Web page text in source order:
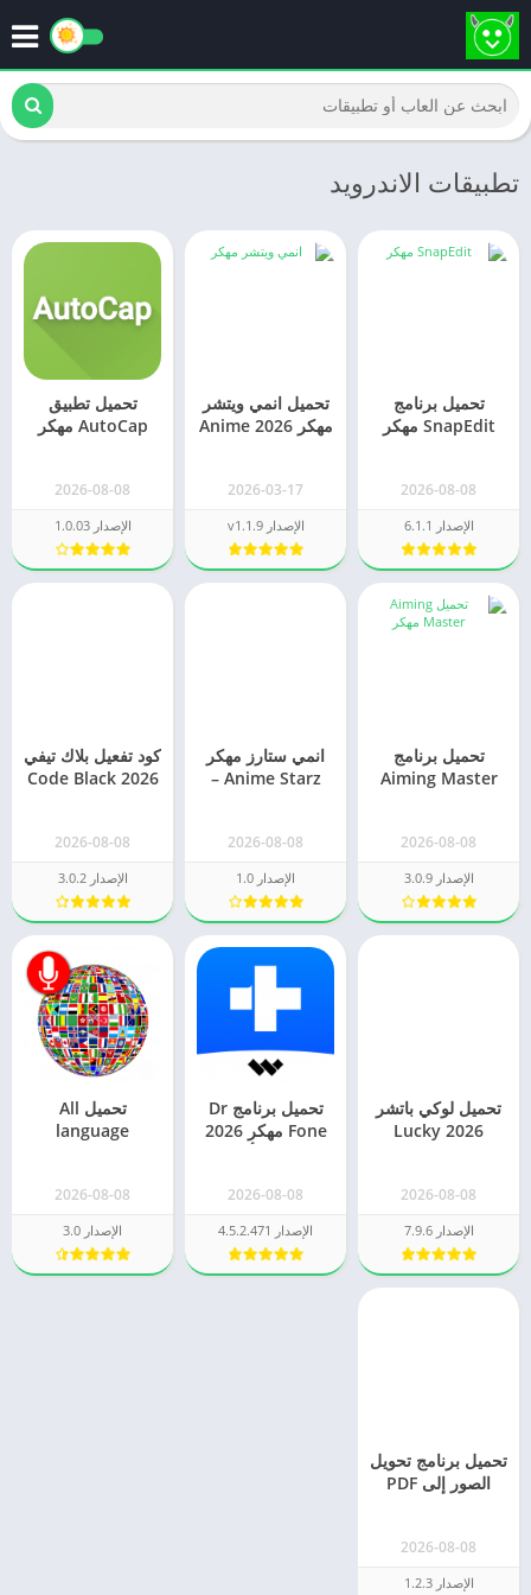
تطبيقات الاندرويد
تحميل برنامج
SnapEdit مهكر
2026-08-08
الإصدار 6.1.1
تحميل انمي ويتشر
مهكر 2026 Anime
2026-03-17
الإصدار v1.1.9
تحميل تطبيق
AutoCap مهكر
2026-08-08
الإصدار 1.0.03
تحميل برنامج
Aiming Master
2026-08-08
الإصدار 3.0.9
انمي ستارز مهكر
Anime Starz –
2026-08-08
الإصدار 1.0
كود تفعيل بلاك تيفي
2026 Code Black
2026-08-08
الإصدار 3.0.2
تحميل لوكي باتشر
2026 Lucky
2026-08-08
الإصدار 7.9.6
تحميل برنامج Dr
Fone مهكر 2026
2026-08-08
الإصدار 4.5.2.471
تحميل All
language
ترجمة مهكر
2026-08-08
الإصدار 3.0
تحميل برنامج تحويل
الصور إلى PDF
2026-08-08
الإصدار 1.2.3